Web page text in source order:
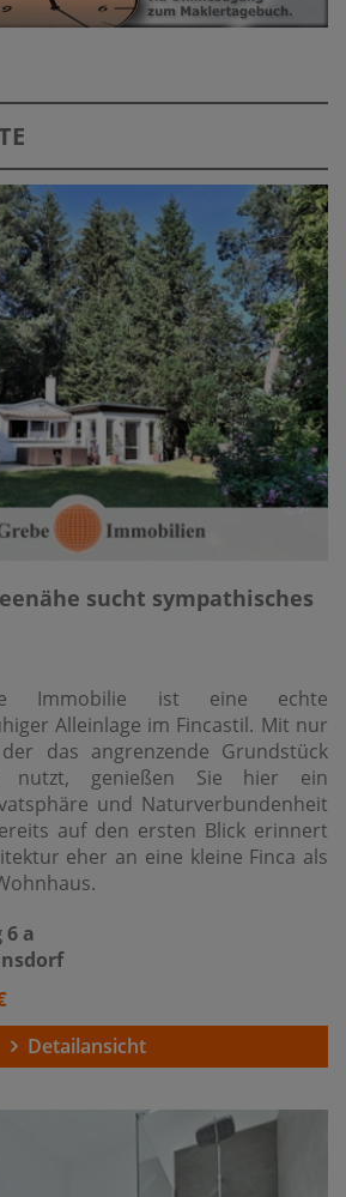
sucht sympathisches
Immobilie ist eine echte
Alleinlage im Fincastil. Mit nur
das angrenzende Grundstück
nutzt, genießen Sie hier ein
und Naturverbundenheit
auf den ersten Blick erinnert
eher an eine kleine Finca als
a
Detailansicht